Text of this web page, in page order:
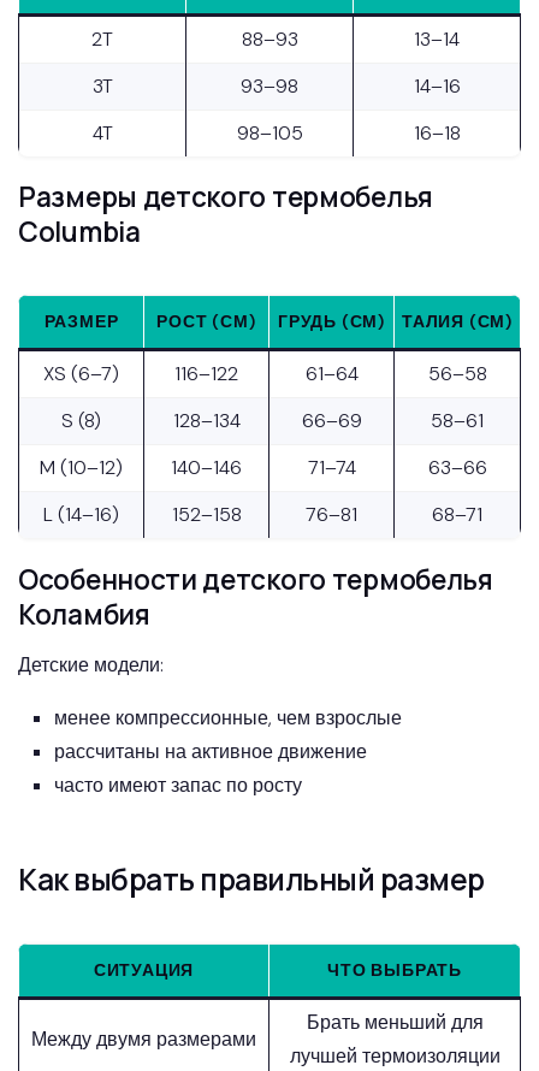
2T 88–93
13–14
3T
93–98
14–16
4T
98–105 16–18
Размеры детского термобелья
Columbia
РАЗМЕР РОСТ (СМ) ГРУДЬ (СМ) ТАЛИЯ (СМ)
XS (6–7) 116–122 61–64
56–58
S (8)
128–134 66–69
58–61
M (10–12)
140–146 71–74
63–66
L (14–16)
152–158 76–81 68–71
Особенности детского термобелья
Коламбия
Детские модели:
менее компрессионные, чем взрослые
рассчитаны на активное движение
часто имеют запас по росту
Как выбрать правильный размер
СИТУАЦИЯ ЧТО ВЫБРАТЬ
Между двумя размерами
Брать меньший для
лучшей термоизоляции